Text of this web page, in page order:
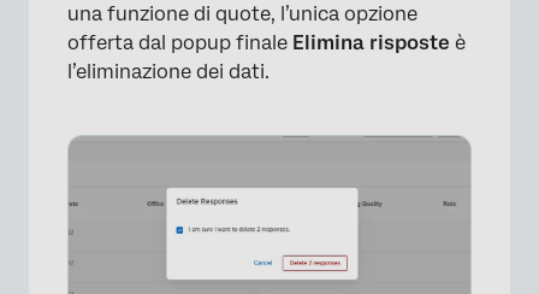
una funzione di quote, l’unica opzione
offerta dal popup finale Elimina risposte è
l’eliminazione dei dati.